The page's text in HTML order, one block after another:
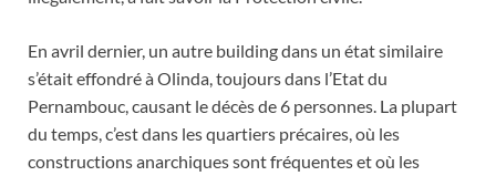
En avril dernier, un autre building dans un état similaire
s’était effondré à Olinda, toujours dans l’Etat du
Pernambouc, causant le décès de 6 personnes. La plupart
du temps, c’est dans les quartiers précaires, où les
constructions anarchiques sont fréquentes et où les